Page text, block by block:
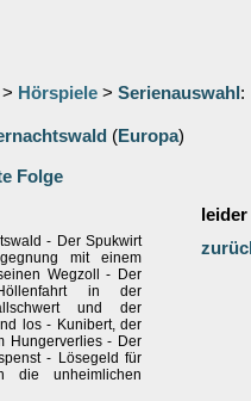
> Hörspiele > Serienauswahl :
(Europa)
Folge
- Der Spukwirt
mit einem
Wegzoll - Der
in der
und der
los - Kunibert, der
Hungerverlies - Der
- Lösegeld für
unheimlichen